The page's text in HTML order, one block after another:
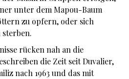
unter dem Mapou-Baum
zu opfern, oder sich
rücken nah an die
die Zeit seit Duvalier,
nach 1963 und das mit